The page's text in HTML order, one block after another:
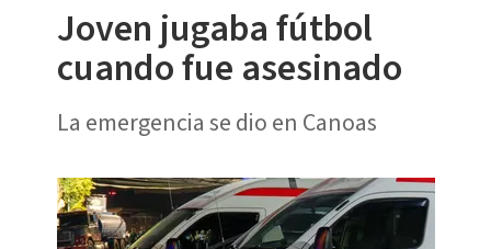
Joven jugaba fútbol
cuando fue asesinado
La emergencia se dio en Canoas